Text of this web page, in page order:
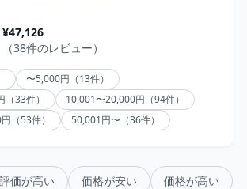
¥47,126
（38件のレビュー）
〜5,000円（13件）
33件）
10,001〜20,000円（94件）
（53件）
50,001円〜（36件）
評価が高い 価格が安い 価格が高い